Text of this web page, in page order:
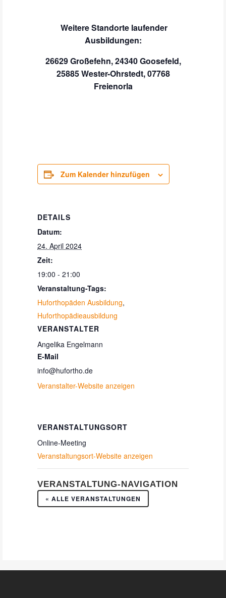
Weitere Standorte laufender
Ausbildungen:
26629 Großefehn, 24340 Goosefeld,
25885 Wester-Ohrstedt, 07768
Freienorla
Zum Kalender hinzufügen
DETAILS
Datum:
24. April 2024
Zeit:
19:00 - 21:00
Veranstaltung-Tags:
Huforthopäden Ausbildung,
Huforthopädieausbildung
VERANSTALTER
Angelika Engelmann
E-Mail
info@hufortho.de
Veranstalter-Website anzeigen
VERANSTALTUNGSORT
Online-Meeting
Veranstaltungsort-Website anzeigen
VERANSTALTUNG-NAVIGATION
« ALLE VERANSTALTUNGEN